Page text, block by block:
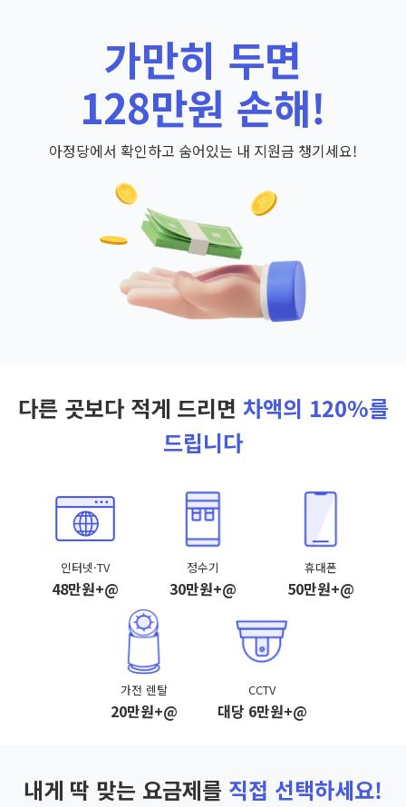
가만히 두면
128만원 손해!
아정당에서 확인하고 숨어있는 내 지원금 챙기세요!
다른 곳보다 적게 드리면 차액의 120%를
드립니다
인터넷·TV
48만원+@
정수기
30만원+@
휴대폰
50만원+@
가전 렌탈
20만원+@
CCTV
대당 6만원+@
내게 딱 맞는 요금제를 직접 선택하세요!